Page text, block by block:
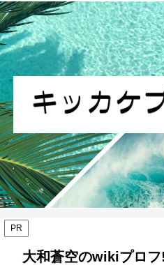
PR
大和蒼空のwikiプロ